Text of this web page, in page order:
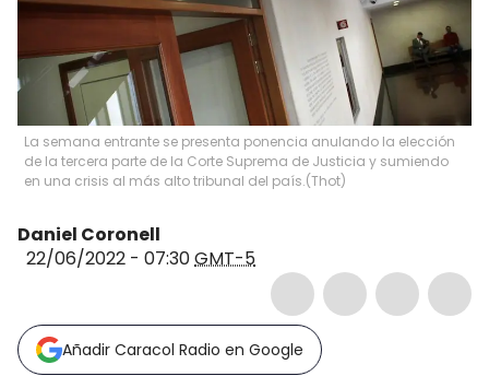
La semana entrante se presenta ponencia anulando la elección
de la tercera parte de la Corte Suprema de Justicia y sumiendo
en una crisis al más alto tribunal del país.(Thot)
Daniel Coronell
22/06/2022 - 07:30GMT-5
Añadir Caracol Radio en Google